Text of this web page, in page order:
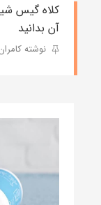
کلاه گیس
آن بدانید
نوشته